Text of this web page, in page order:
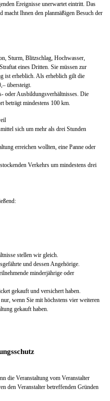
Ereignisse unerwartet eintritt. Das
Ihnen den planmäßigen Besuch der
Sturm, Blitzschlag, Hochwasser,
eines Dritten. Sie müssen zur
ist erheblich. Als erheblich gilt die
übersteigt.
oder Ausbildungsverhältnisses. Die
beträgt mindestens 100 km.
sich um mehr als drei Stunden
erreichen wollten, eine Panne oder
Verkehrs um mindestens drei
stellen wir gleich.
und dessen Angehörige.
minderjährige oder
gekauft und versichert haben.
wenn Sie mit höchstens vier weiteren
gekauft haben.
die Veranstaltung vom Veranstalter
den Veranstalter betreffenden Gründen